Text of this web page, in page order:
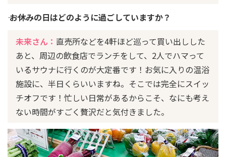
―― お休みの日はどのように過ごしていますか？
未来さん： 直売所などを4軒ほど巡って買い出しした
あと、周辺の飲食店でランチをして、2人でハマって
いるサウナに行くのが大定番です！お気に入りの温浴
施設に、半日くらいいますね。そこでは完全にスイッ
チオフです！忙しい日常があるからこそ、なにも考え
ない時間がすごく贅沢だと気付きました。